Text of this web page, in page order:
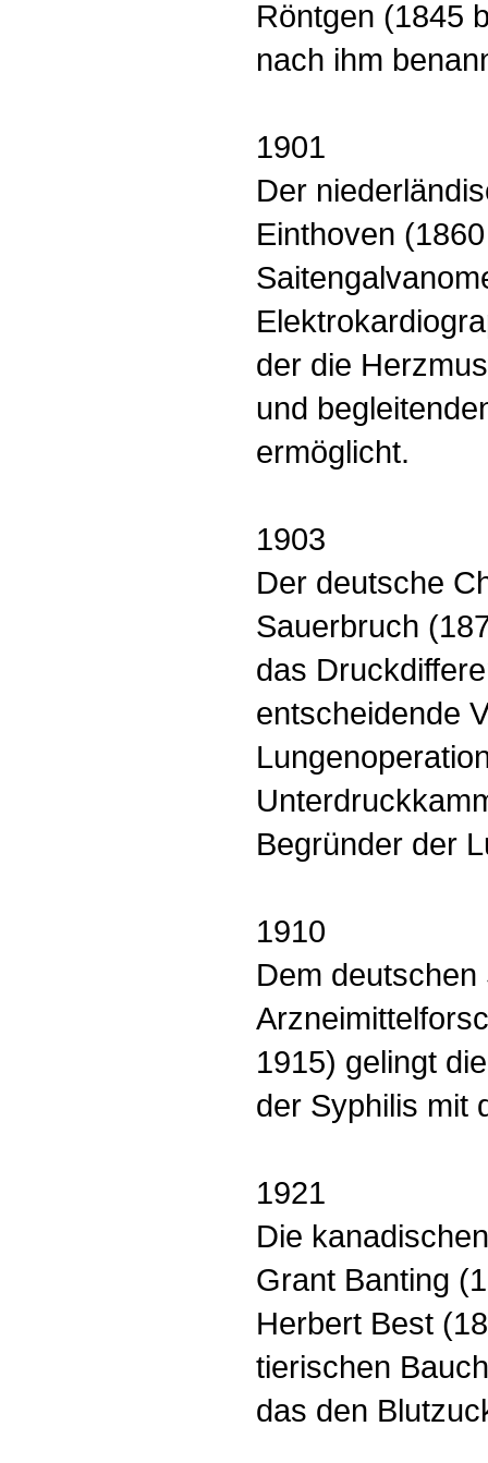
Röntgen (1845
nach ihm
1901
Der
Einthoven
der die
und
ermöglicht.
1903
Der deutsche
Sauerbruch
das
entscheidende
Begründer der
1910
Dem
1915) gelingt
der Syphilis mit
1921
Die
Grant Banting
Herbert Best
tierischen
das den